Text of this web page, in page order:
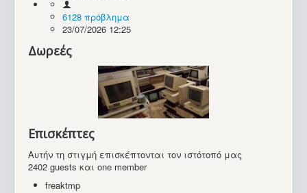
Υπολογιστές
6128 πρόβλημα
23/07/2026 12:25
Δωρεές
Επισκέπτες
Αυτήν τη στιγμή επισκέπτονται τον ιστότοπό μας
2402 guests και one member
freaktmp